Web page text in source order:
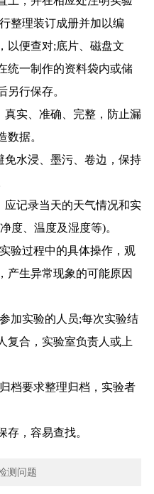
整理装订成册并加以编
以便查对;底片、磁盘文
统一制作的资料袋内或储
另行保存。
实、准确、完整，防止漏
数据。
水浸、墨污、卷边，保持
记录当天的天气情况和实
度、温度及湿度等)。
过程中的具体操作，观
产生异常现象的可能原因
实验的人员;每次实验结
复合，实验室负责人或上
要求整理归档，实验者
存，容易查找。
测问题